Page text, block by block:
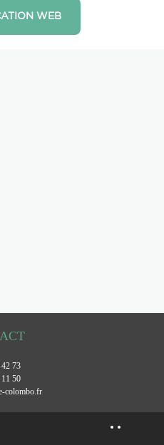
WEB
73
50
colombo.fr